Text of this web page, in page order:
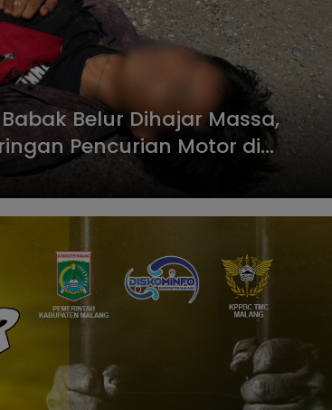
Belur Dihajar Massa,
Pencurian Motor di